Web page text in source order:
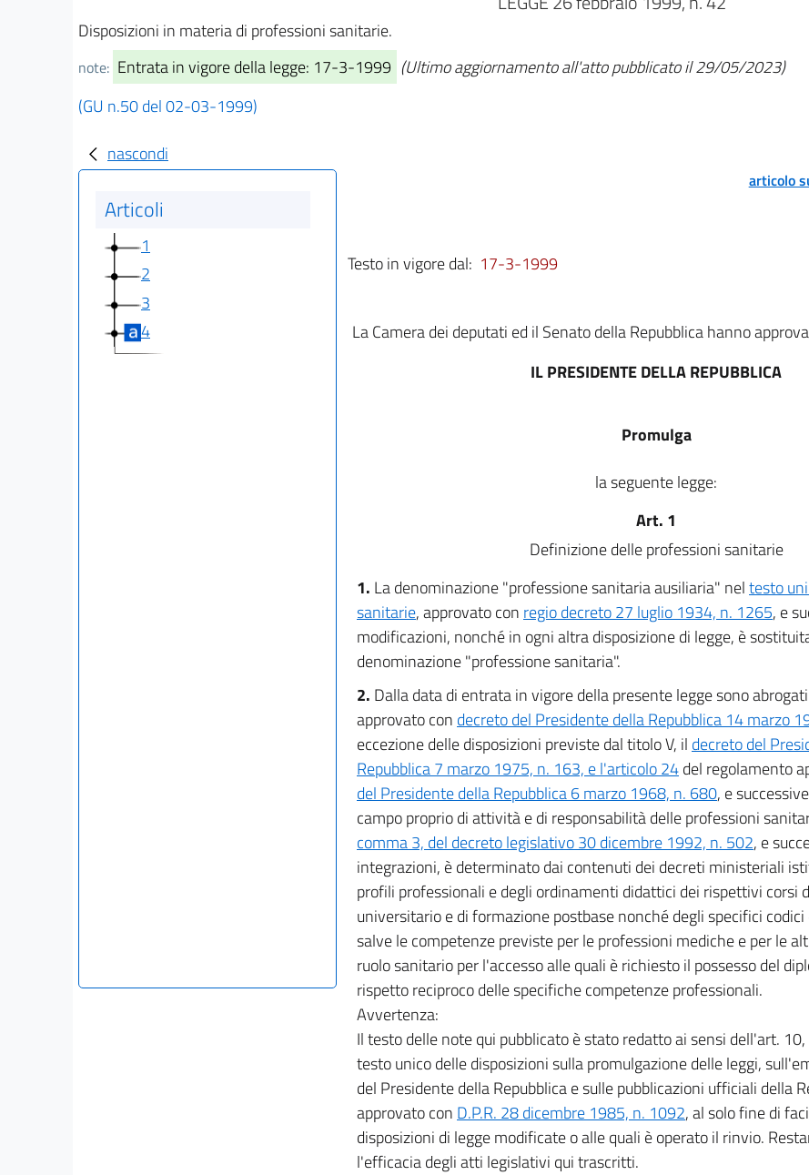
Disposizioni in materia di professioni sanitarie.
note: Entrata in vigore della legge: 17-3-1999 (Ultimo aggiornamento all'atto pubblicato il 29/05/2023)
(GU n.50 del 02-03-1999)
nascondi
Articoli
1
2
3
4
articolo
Testo in vigore dal: 17-3-1999
La Camera dei deputati ed il Senato della Repubblica hanno
IL PRESIDENTE DELLA REPUBBLICA
Promulga
la seguente legge:
Art. 1
Definizione delle professioni sanitarie
1. La denominazione "professione sanitaria ausiliaria" neltesto
sanitarie, approvato con regio decreto 27 luglio 1934, n. 1265, e
modificazioni, nonché in ogni altra disposizione di legge, è
denominazione "professione sanitaria".
2. Dalla data di entrata in vigore della presente legge sono
approvato con decreto del Presidente della Repubblica 14 marzo
eccezione delle disposizioni previste dal titolo V, il decreto del
Repubblica 7 marzo 1975, n. 163, e l'articolo 24del regolamento
del Presidente della Repubblica 6 marzo 1968, n. 680, e
campo proprio di attività e di responsabilità delle professioni
comma 3, del decreto legislativo 30 dicembre 1992, n. 502, e
integrazioni, è determinato dai contenuti dei decreti ministeriali
profili professionali e degli ordinamenti didattici dei rispettivi corsi
universitario e di formazione postbase nonché degli specifici
salve le competenze previste per le professioni mediche e per le
ruolo sanitario per l'accesso alle quali è richiesto il possesso del
rispetto reciproco delle specifiche competenze professionali.
Avvertenza:
Il testo delle note qui pubblicato è stato redatto ai sensi dell'art.
testo unico delle disposizioni sulla promulgazione delle leggi,
del Presidente della Repubblica e sulle pubblicazioni ufficiali della
approvato con D.P.R. 28 dicembre 1985, n. 1092, al solo fine di
disposizioni di legge modificate o alle quali è operato il rinvio.
l'efficacia degli atti legislativi qui trascritti.